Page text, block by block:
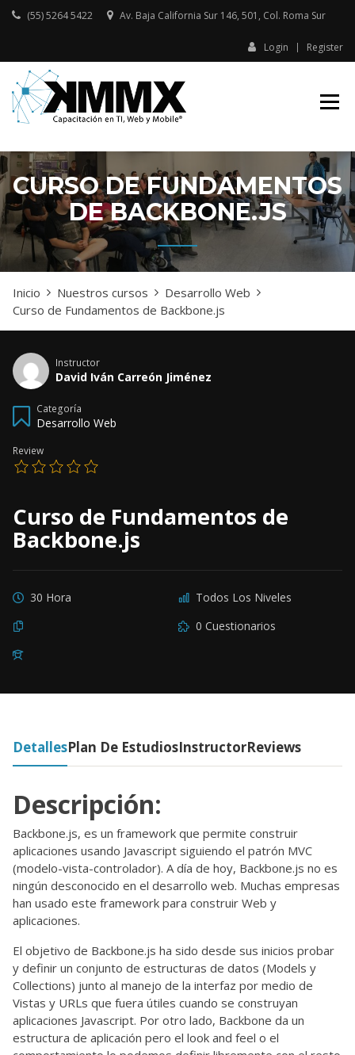
Skip
(55) 5264 5422 Av. Baja California Sur 146, 501, Col. Roma Sur​
Login Register
CAPACITACIÓN
CURSO DE FUNDAMENTOS
DE BACKBONE.JS
Inicio Nuestros cursos
Desarrollo Web
Curso de Fundamentos de Backbone.js
Instructor
David Iván Carreón Jiménez
Categoría
Desarrollo Web
Review
Curso de Fundamentos de
Backbone.js
30 Hora
Todos Los Niveles
0 Cuestionarios
DetallesPlan De EstudiosInstructorReviews
Descripción:
Backbone.js, es un framework que permite construir
aplicaciones usando Javascript siguiendo el patrón MVC
(modelo-vista-controlador). A día de hoy, Backbone.js no es
ningún desconocido en el desarrollo web. Muchas empresas
han usado este framework para construir Web y
aplicaciones.
El objetivo de Backbone.js ha sido desde sus inicios probar
y definir un conjunto de estructuras de datos (Models y
Collections) junto al manejo de la interfaz por medio de
Vistas y URLs que fuera útiles cuando se construyan
aplicaciones Javascript. Por otro lado, Backbone da un
estructura de aplicación pero el look and feel o el